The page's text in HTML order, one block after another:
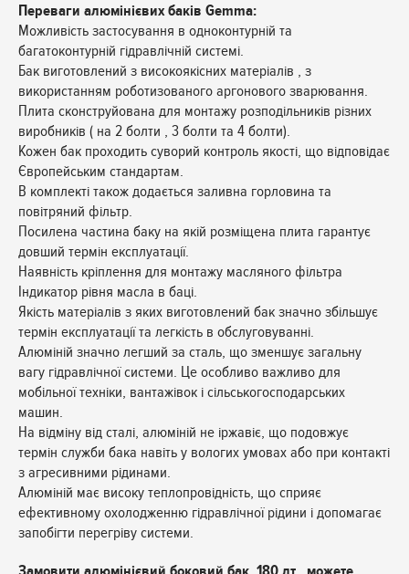
Переваги алюмінієвих баків Gemma:
Можливість застосування в одноконтурній та
багатоконтурній гідравлічній системі.
Бак виготовлений з високоякісних матеріалів , з
використанням роботизованого аргонового зварювання.
Плита сконструйована для монтажу розподільників різних
виробників ( на 2 болти , 3 болти та 4 болти).
Кожен бак проходить суворий контроль якості, що відповідає
Європейським стандартам.
В комплекті також додається заливна горловина та
повітряний фільтр.
Посилена частина баку на якій розміщена плита гарантує
довший термін експлуатації.
Наявність кріплення для монтажу масляного фільтра
Індикатор рівня масла в баці.
Якість матеріалів з яких виготовлений бак значно збільшує
термін експлуатації та легкість в обслуговуванні.
Алюміній значно легший за сталь, що зменшує загальну
вагу гідравлічної системи. Це особливо важливо для
мобільної техніки, вантажівок і сільськогосподарських
машин.
На відміну від сталі, алюміній не іржавіє, що подовжує
термін служби бака навіть у вологих умовах або при контакті
з агресивними рідинами.
Алюміній має високу теплопровідність, що сприяє
ефективному охолодженню гідравлічної рідини і допомагає
запобігти перегріву системи.